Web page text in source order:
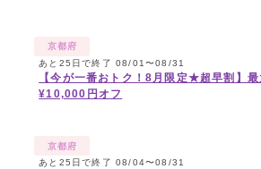
京都府
あと25日で終了 08/01〜08/31
【今が一番おトク！8月限定★超早割】最
¥10,000円オフ
京都府
あと25日で終了 08/04〜08/31